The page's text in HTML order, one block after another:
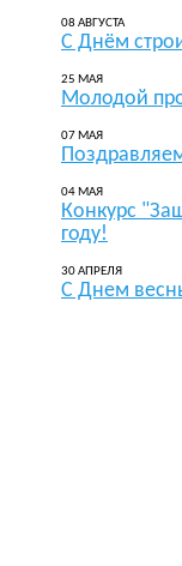
08 АВГУСТА
С Днём
25 МАЯ
Молодой
07 МАЯ
04 МАЯ
Конкурс
году!
30 АПРЕЛЯ
С Днем